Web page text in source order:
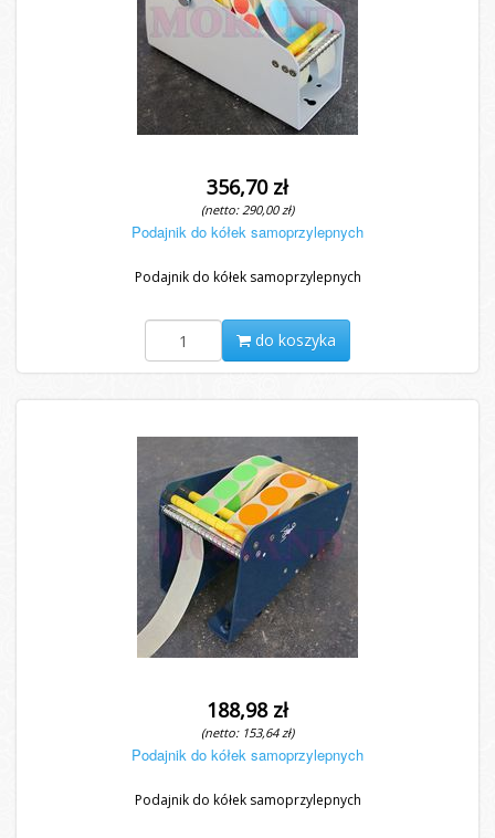
356,70 zł
(netto: 290,00 zł)
Podajnik do kółek samoprzylepnych
Podajnik do kółek samoprzylepnych
do koszyka
188,98 zł
(netto: 153,64 zł)
Podajnik do kółek samoprzylepnych
Podajnik do kółek samoprzylepnych